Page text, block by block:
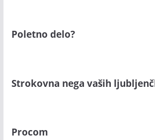
Poletno delo?
Strokovna nega vaših
Procom